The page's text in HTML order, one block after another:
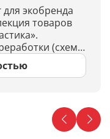
экобренда
товаров
(схема
→
5 товаров
цепочка «Путь
слайд —